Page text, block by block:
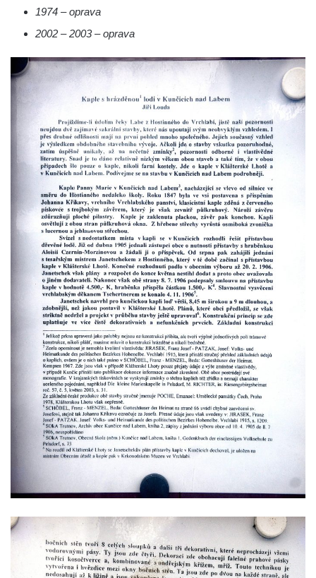
Kostel svatého Martina v Kozlech
Márnice na hřbitově v Kozlech
Kaple v Oparnu
Protestantský (evangelicko-luterský) kostel
Kaple Nanebevstoupení Panny Marie ve
Svitavě
Výklenková kaple Piety ve Svojkově
Kostel Nejsvětější Trojice ve Velenicích
Kostel svatého Vavřince v Okounově
Kostel svatých Petra a Pavla v Semilech
Kostel Nanebevzetí Panny Marie (St. Mariä
Himmelfahrt) v Schirgiswalde
Kostel svaté Máří Magdaleny u hradu
Krasíkov
Kaple Olivetské hory pod věží kostela
svatého Michaela Archanděla v Bochově
Mildeova kaple pod Ortelem
Kostel Zvěstování Panny Marie v Duchcově
Výklenková kaple v Teplické ulici u stadionu
v Duchcově
Kostel svatých Petra a Pavla v Jeníkově
Kaple Panny Marie v Lahošti
Kaple svatého Jana Nepomuckého v
Lahošti
1974 – oprava
2002 – 2003 – oprava